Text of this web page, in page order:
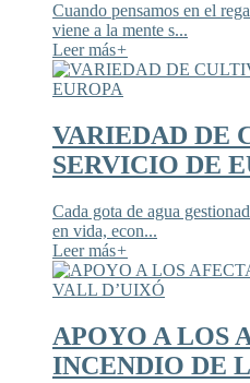
Cuando pensamos en el
viene a la mente s...
Leer más+
VARIEDAD DE
SERVICIO DE
Cada gota de agua
en vida, econ...
Leer más+
APOYO A LOS
INCENDIO DE